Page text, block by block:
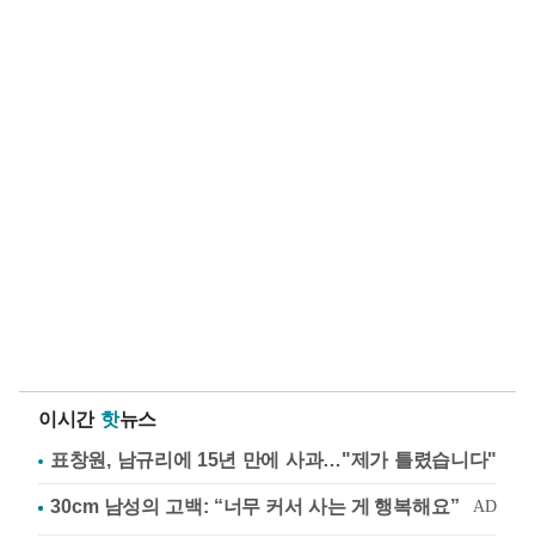
이시간 핫뉴스
표창원, 남규리에 15년 만에 사과…"제가 틀렸습니다"